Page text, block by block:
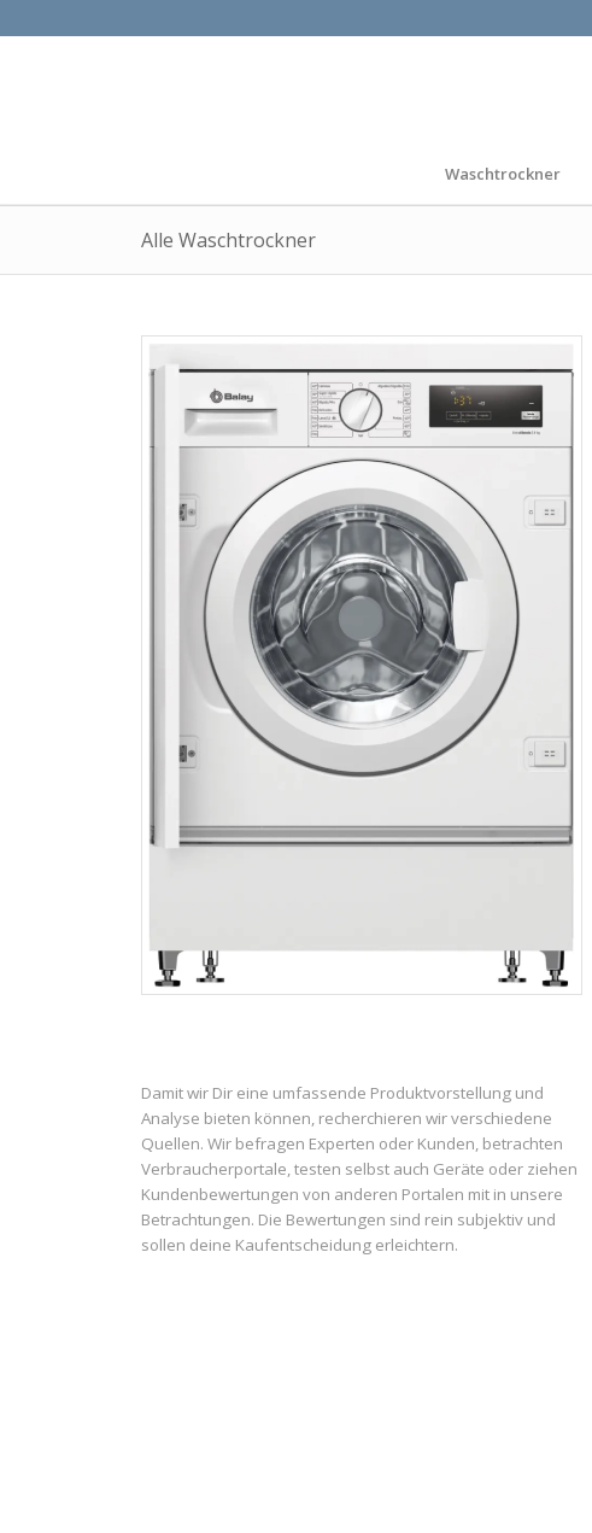
Waschtrockner
Alle Waschtrockner
Damit wir Dir eine umfassende Produktvorstellung und
Analyse bieten können, recherchieren wir verschiedene
Quellen. Wir befragen Experten oder Kunden, betrachten
Verbraucherportale, testen selbst auch Geräte oder ziehen
Kundenbewertungen von anderen Portalen mit in unsere
Betrachtungen. Die Bewertungen sind rein subjektiv und
sollen deine Kaufentscheidung erleichtern.